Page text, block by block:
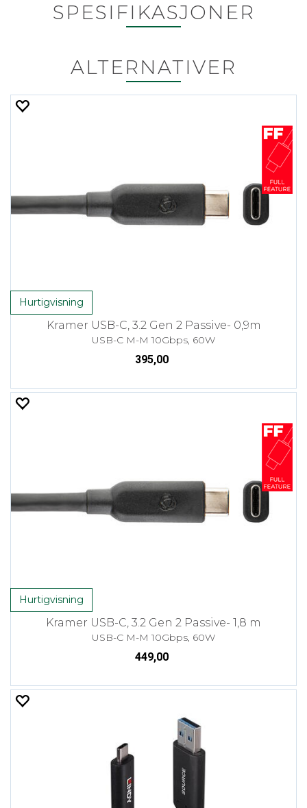
SPESIFIKASJONER
ALTERNATIVER
Hurtigvisning
Kramer USB-C, 3.2 Gen 2 Passive- 0,9m
USB-C M-M 10Gbps, 60W
395,00
Hurtigvisning
Kramer USB-C, 3.2 Gen 2 Passive- 1,8 m
USB-C M-M 10Gbps, 60W
449,00